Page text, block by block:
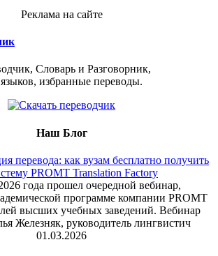
Реклама на сайте
Словарь и Разговорник,
избранные переводы.
Наш Блог
перевода: как вузам бесплатно получить
PROMT Translation Factory
года прошел очередной вебинар,
программе компании PROMT
высших учебных заведений. Вебинар
Железняк, руководитель лингвистич
01.03.2026